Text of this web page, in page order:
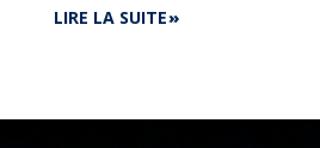
LIRE LA SUITEDE